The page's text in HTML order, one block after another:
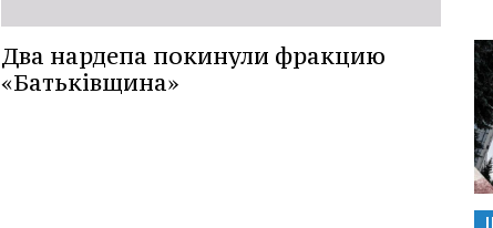
Два нардепа покинули фракцию
«Батьківщина»